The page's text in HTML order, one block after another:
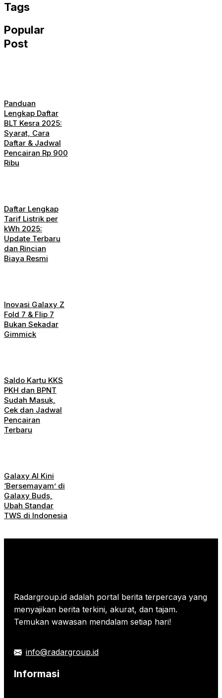
Tags
Popular
Post
Panduan
Lengkap Daftar
BLT Kesra 2025:
Syarat, Cara
Daftar & Jadwal
Pencairan Rp 900
Ribu
Daftar Lengkap
Tarif Listrik per
kWh 2025:
Update Terbaru
dan Rincian
Biaya Resmi
Inovasi Galaxy Z
Fold 7 & Flip 7
Bukan Sekadar
Gimmick
Saldo Kartu KKS
PKH dan BPNT
Sudah Masuk,
Cek dan Jadwal
Pencairan
Terbaru
Galaxy AI Kini
‘Bersemayam’ di
Galaxy Buds,
Ubah Standar
TWS di Indonesia
Radargroup.id adalah portal berita terpercaya yang
menyajikan berita terkini, akurat, dan tajam.
Temukan wawasan mendalam setiap hari!
info@radargroup.id
Informasi